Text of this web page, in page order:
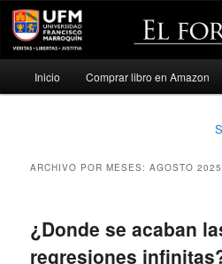
Ir
Ir
Inicio Comprar libro en Amazon
ARCHIVO POR MESES:AGOSTO 2025
¿Donde se acaban
regresiones